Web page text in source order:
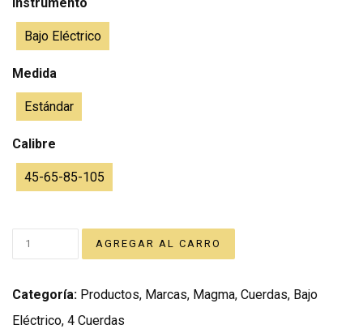
Bajo Eléctrico
Medida
Estándar
Calibre
45-65-85-105
Categoría: Productos, Marcas, Magma, Cuerdas, Bajo
Eléctrico, 4 Cuerdas